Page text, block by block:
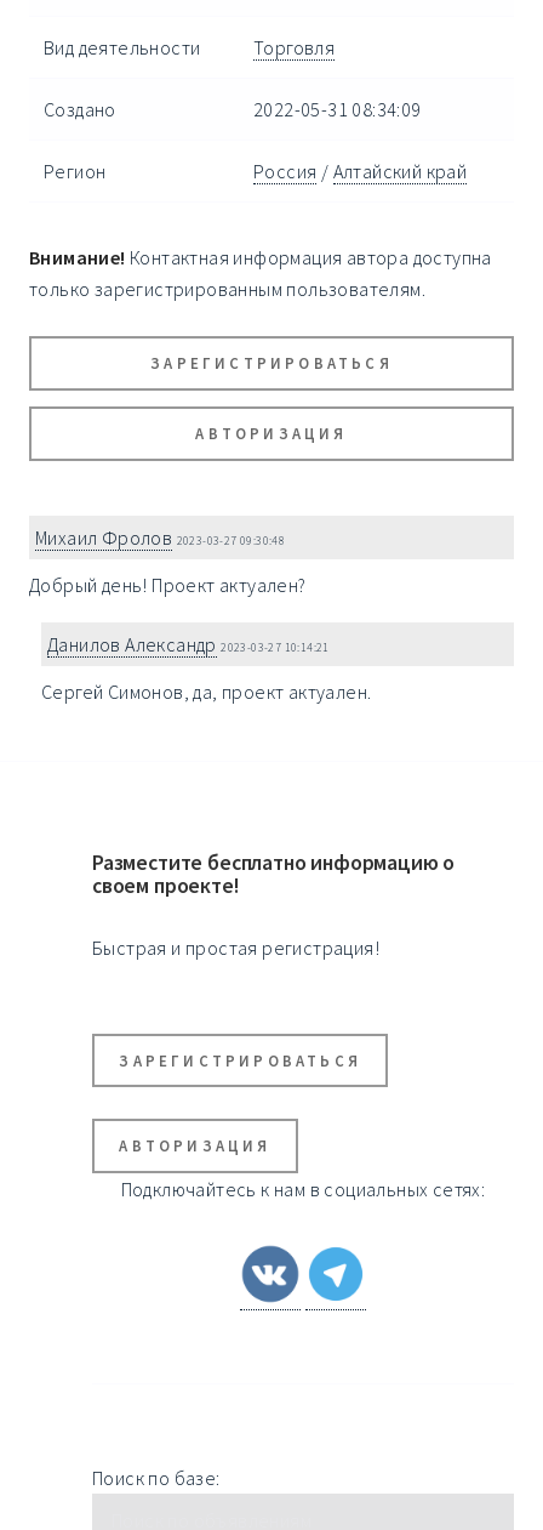
Вид деятельности Торговля
Создано 2022-05-31 08:34:09
Регион Россия / Алтайский край
Внимание! Контактная информация автора доступна
только зарегистрированным пользователям.
ЗАРЕГИСТРИРОВАТЬСЯ
АВТОРИЗАЦИЯ
Михаил Фролов 2023-03-27 09:30:48
Добрый день! Проект актуален?
Данилов Александр 2023-03-27 10:14:21
Сергей Симонов, да, проект актуален.
Разместите бесплатно информацию о
своем проекте!
Быстрая и простая регистрация!
ЗАРЕГИСТРИРОВАТЬСЯ
АВТОРИЗАЦИЯ
Подключайтесь к нам в социальных сетях:
Поиск по базе: